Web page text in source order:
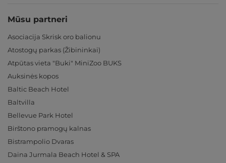
Mūsu partneri
Asociacija Skrisk oro balionu
Atostogų parkas (Žibininkai)
Atpūtas vieta "Buki" MiniZoo BUKS
Auksinės kopos
Baltic Beach Hotel
Baltvilla
Bellevue Park Hotel
Birštono pramogų kalnas
Bistrampolio Dvaras
Daina Jurmala Beach Hotel & SPA